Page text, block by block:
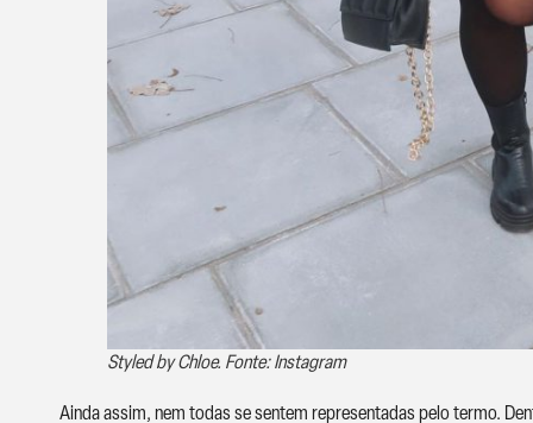
Styled by Chloe. Fonte: Instagram
Ainda assim, nem todas se sentem representadas pelo termo.